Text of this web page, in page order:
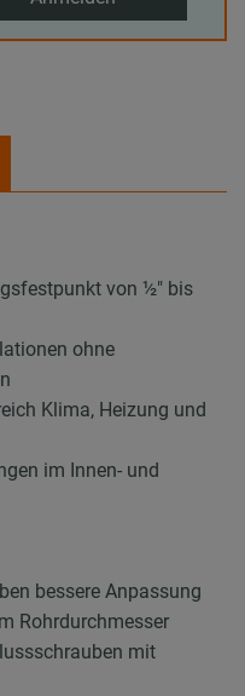
von ½″ bis
ohne
Klima, Heizung und
im Innen- und
bessere Anpassung
Rohrdurchmesser
mit